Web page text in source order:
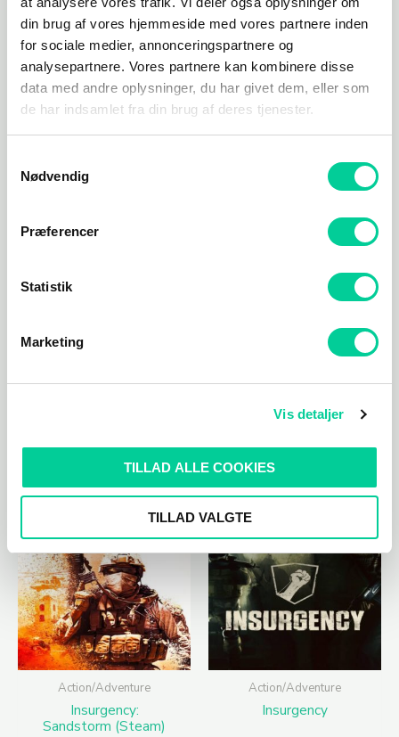
din brug af vores hjemmeside med vores partnere inden
for sociale medier, annonceringspartnere og
analysepartnere. Vores partnere kan kombinere disse
data med andre oplysninger, du har givet dem, eller som
de har indsamlet fra din brug af deres tjenester.
Nødvendig
Præferencer
Statistik
Marketing
Vis detaljer
TILLAD ALLE COOKIES
TILLAD VALGTE
undertrykkelse.
Relaterede varer
Arma 3
175,71kr. 63,00kr.
TILFØJ TIL KURV
Action/Adventure
Insurgency:
Sandstorm (Steam)
Action/Adventure
Insurgency